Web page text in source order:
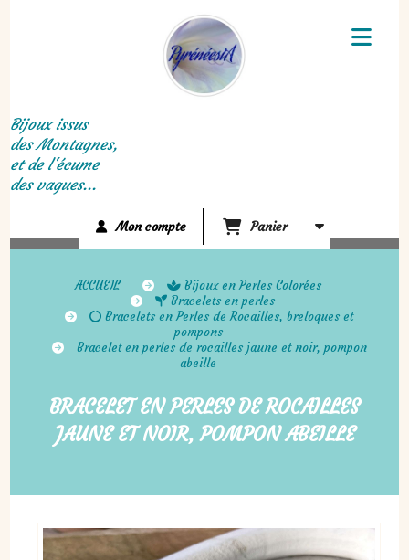
Bijoux issus
des Montagnes,
et de l'écume
des vagues...
Mon compte Panier
ACCUEIL
Bijoux en Perles Colorées
Bracelets en perles
Bracelets en Perles de Rocailles, breloques et
pompons
Bracelet en perles de rocailles jaune et noir, pompon
abeille
BRACELET EN PERLES DE ROCAILLES
JAUNE ET NOIR, POMPON ABEILLE